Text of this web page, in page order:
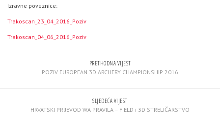
Izravne poveznice:
Trakoscan_23_04_2016_Poziv
Trakoscan_04_06_2016_Poziv
PRETHODNA VIJEST
POZIV EUROPEAN 3D ARCHERY CHAMPIONSHIP 2016
SLJEDEĆA VIJEST
HRVATSKI PRIJEVOD WA PRAVILA – FIELD i 3D STRELIČARSTVO